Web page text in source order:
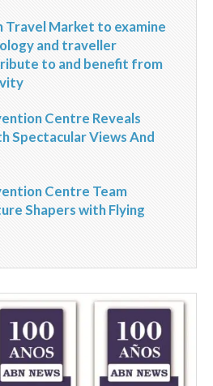
Travel Market to examine
and traveller
to and benefit from
Centre Reveals
Spectacular Views And
Centre Team
Shapers with Flying